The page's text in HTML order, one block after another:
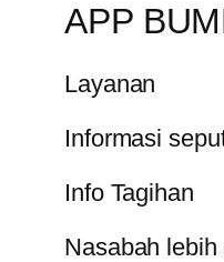
APP
Layanan
Informasi
Info Tagihan
Nasabah